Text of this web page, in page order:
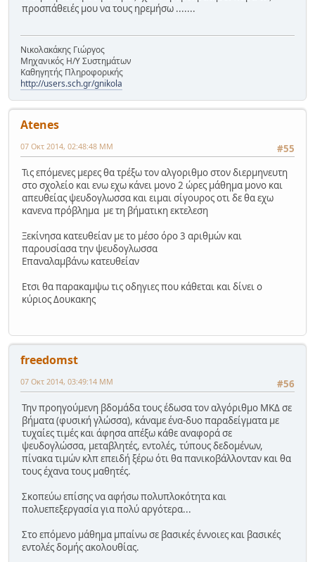
προσπάθειές μου να τους ηρεμήσω .......
Νικολακάκης Γιώργος
Μηχανικός Η/Υ Συστημάτων
Καθηγητής Πληροφορικής
http://users.sch.gr/gnikola
Atenes
#55
07 Οκτ 2014, 02:48:48 ΜΜ
Τις επόμενες μερες θα τρέξω τον αλγοριθμο στον διερμηνευτη
στο σχολείο και ενω εχω κάνει μονο 2 ώρες μάθημα μονο και
απευθείας ψευδογλωσσα και ειμαι σίγουρος οτι δε θα εχω
κανενα πρόβλημα με τη βήματικη εκτελεση
Ξεκίνησα κατευθείαν με το μέσο όρο 3 αριθμών και
παρουσίασα την ψευδογλωσσα
Επαναλαμβάνω κατευθείαν
Ετσι θα παρακαμψω τις οδηγιες που κάθεται και δίνει ο
κύριος Δουκακης
freedomst
#56
07 Οκτ 2014, 03:49:14 ΜΜ
Την προηγούμενη βδομάδα τους έδωσα τον αλγόριθμο ΜΚΔ σε
βήματα (φυσική γλώσσα), κάναμε ένα-δυο παραδείγματα με
τυχαίες τιμές και άφησα απέξω κάθε αναφορά σε
ψευδογλώσσα, μεταβλητές, εντολές, τύπους δεδομένων,
πίνακα τιμών κλπ επειδή ξέρω ότι θα πανικοβάλλονταν και θα
τους έχανα τους μαθητές.
Σκοπεύω επίσης να αφήσω πολυπλοκότητα και
πολυεπεξεργασία για πολύ αργότερα...
Στο επόμενο μάθημα μπαίνω σε βασικές έννοιες και βασικές
εντολές δομής ακολουθίας.